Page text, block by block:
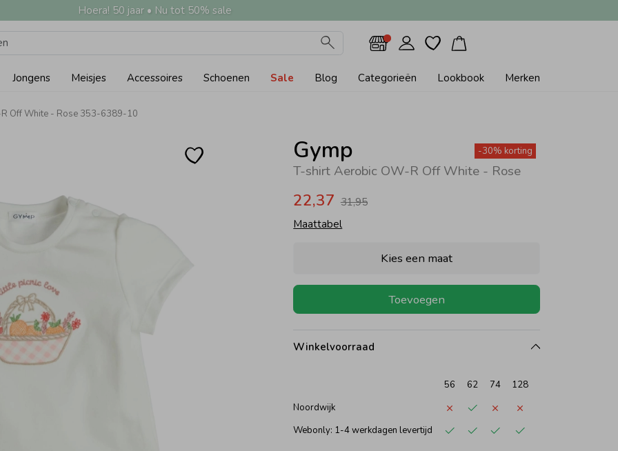
Hoera! 50 jaar • Nu tot 50% sale
Jongens Meisjes Accessoires Schoenen Sale Blog Categorieën Lookbook Merken
Off White - Rose 353-6389-10
Gymp
T-shirt Aerobic OW-R Off White - Rose
-30% korting
22,37 31,95
Maattabel
Kies een maat
Toevoegen
Winkelvoorraad
56 62 74
128
Noordwijk
Webonly: 1-4 werkdagen levertijd